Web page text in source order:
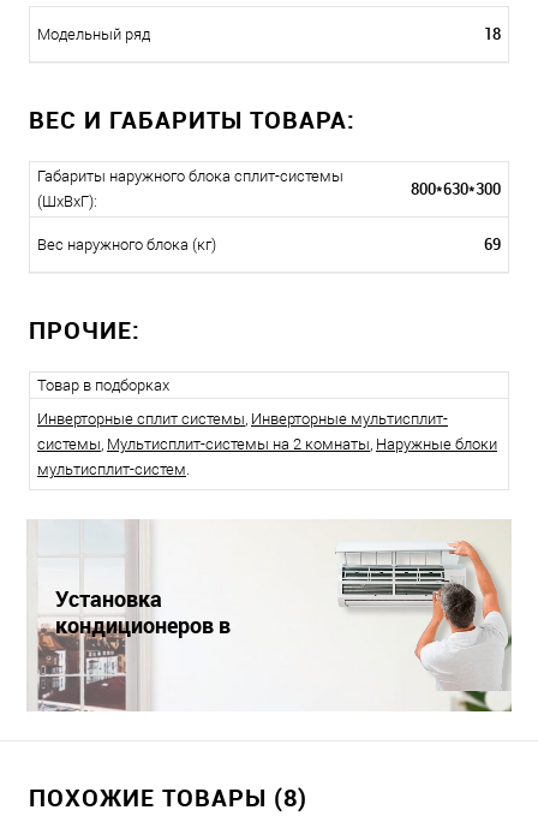
Модельный ряд 18
ВЕС И ГАБАРИТЫ ТОВАРА:
Габариты наружного блока сплит-системы
(ШxВxГ):
800*630*300
Вес наружного блока (кг) 69
ПРОЧИЕ:
Товар в подборках
Инверторные сплит системы, Инверторные мультисплит-
системы, Мультисплит-системы на 2 комнаты, Наружные блоки
мультисплит-систем.
Установка
кондиционеров в
Краснодаре
ПОХОЖИЕ ТОВАРЫ (8)